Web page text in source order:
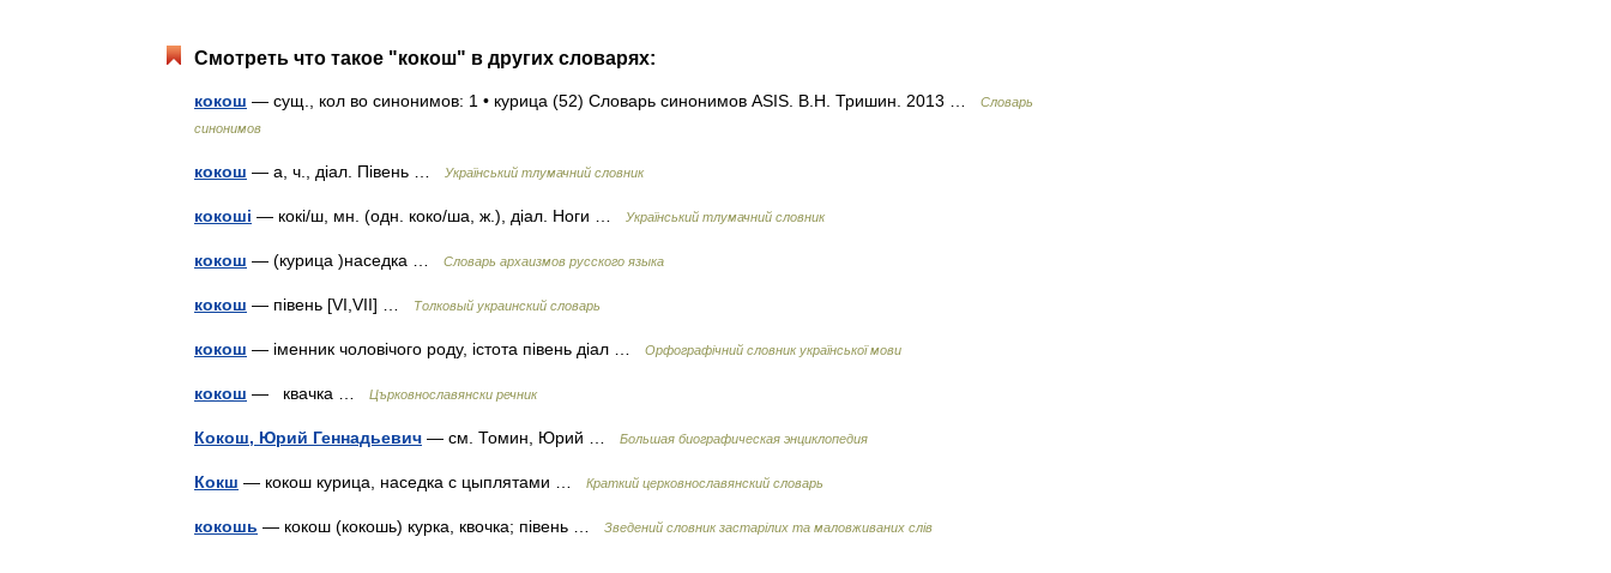
Смотреть что такое "кокош" в других словарях:
кокош — сущ., кол во синонимов: 1 • курица (52) Словарь синонимов ASIS. В.Н. Тришин. 2013 …
Словарь
синонимов
кокош — а, ч., діал. Півень … Український тлумачний словник
кокоші — кокі/ш, мн. (одн. коко/ша, ж.), діал. Ноги … Український тлумачний словник
кокош — (курица )наседка … Cловарь архаизмов русского языка
кокош — півень [VI,VII] … Толковый украинский словарь
кокош — іменник чоловічого роду, істота півень діал … Орфографічний словник української мови
кокош — квачка … Църковнославянски речник
Кокош, Юрий Геннадьевич — см. Томин, Юрий … Большая биографическая энциклопедия
Кокш — кокош курица, наседка с цыплятами … Краткий церковнославянский словарь
кокошь — кокош (кокошь) курка, квочка; півень … Зведений словник застарілих та маловживаних слів